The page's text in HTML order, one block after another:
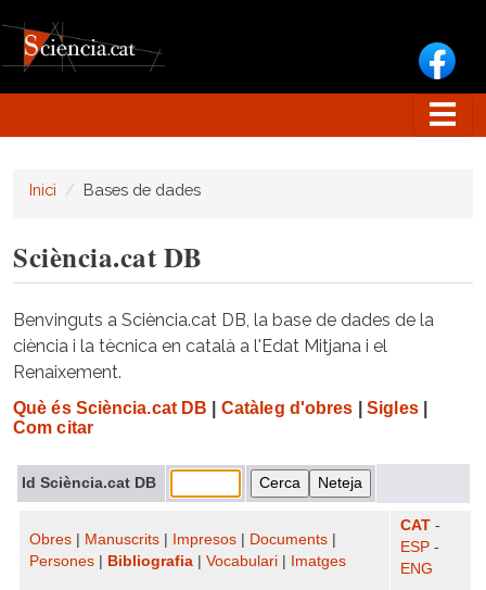
Inici Bases de dades
Sciència.cat DB
Benvinguts a Sciència.cat DB, la base de dades de la
ciència i la tècnica en català a l'Edat Mitjana i el
Renaixement.
Què és Sciència.cat DB Catàleg d'obres Sigles|
Com citar
Id Sciència.cat DB
Obres Manuscrits Impresos Documents
Persones
Bibliografia Vocabulari Imatges
CAT -
ESP -
ENG